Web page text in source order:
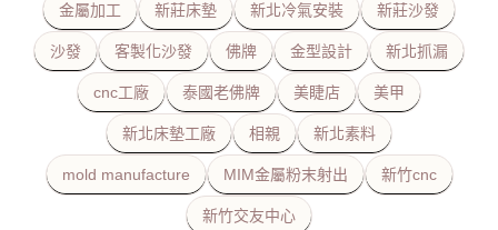
金屬加工 新莊床墊 新北冷氣安裝 新莊沙發
沙發 客製化沙發 佛牌 金型設計 新北抓漏
cnc工廠 泰國老佛牌 美睫店 美甲
新北床墊工廠 相親 新北素料
mold manufacture MIM金屬粉末射出 新竹cnc
新竹交友中心